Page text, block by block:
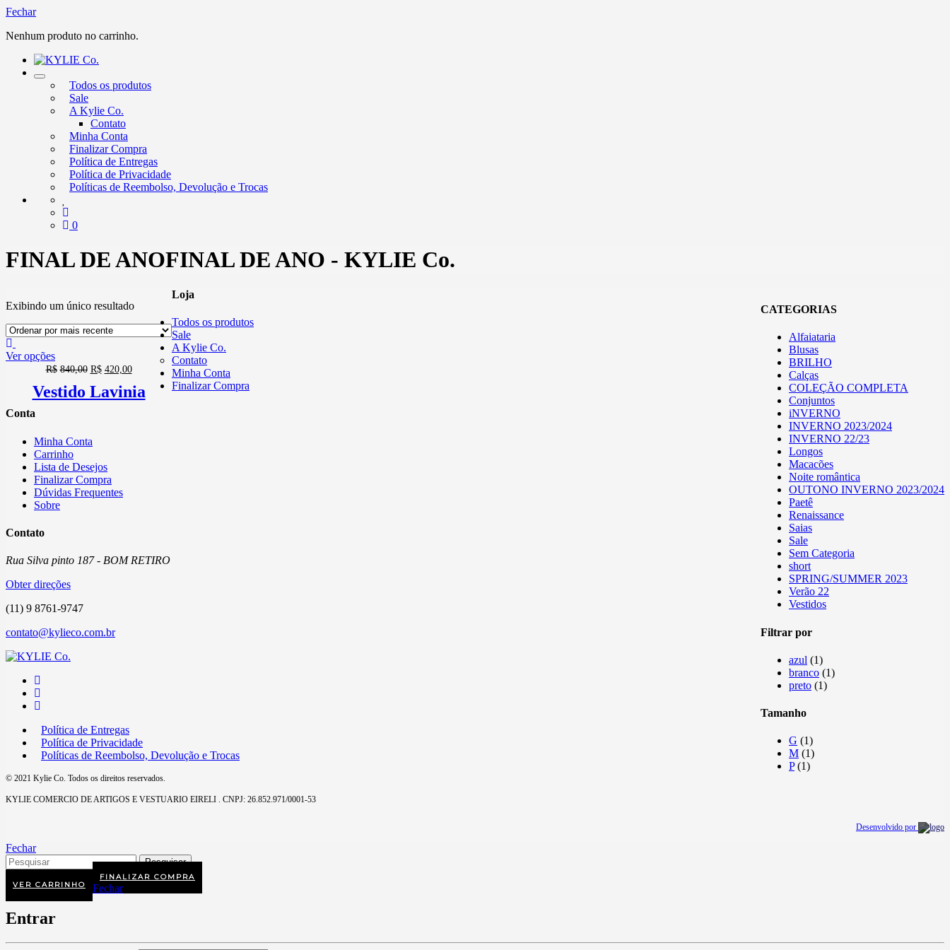
Fechar
Nenhum produto no carrinho.
Alternar
nevegação
Todos os produtos
Sale
A Kylie Co.
Contato
Minha Conta
Finalizar Compra
Política de Entregas
Política de Privacidade
Políticas de Reembolso, Devolução e Trocas
0
FINAL DE ANOFINAL DE ANO - KYLIE Co.
Exibindo um único resultado
Ver opções
R$ 840,00 R$ 420,00
Vestido Lavinia
CATEGORIAS
Alfaiataria
Blusas
BRILHO
Calças
COLEÇÃO COMPLETA
Conjuntos
iNVERNO
INVERNO 2023/2024
INVERNO 22/23
Longos
Macacões
Noite romântica
OUTONO INVERNO 2023/2024
Paetê
Renaissance
Saias
Sale
Sem Categoria
short
SPRING/SUMMER 2023
Verão 22
Vestidos
Filtrar por
azul (1)
branco (1)
preto (1)
Tamanho
G (1)
M (1)
P (1)
Loja
Todos os produtos
Sale
A Kylie Co.
Contato
Minha Conta
Finalizar Compra
Conta
Minha Conta
Carrinho
Lista de Desejos
Finalizar Compra
Dúvidas Frequentes
Sobre
Contato
Rua Silva pinto 187 - BOM RETIRO
Obter direções
(11) 9 8761-9747
contato@kylieco.com.br
Política de Entregas
Política de Privacidade
Políticas de Reembolso, Devolução e Trocas
© 2021 Kylie Co. Todos os direitos reservados.
KYLIE COMERCIO DE ARTIGOS E VESTUARIO EIRELI . CNPJ: 26.852.971/0001-53
Desenvolvido por
Fechar
VER CARRINHO
FINALIZAR COMPRA
Fechar
Entrar